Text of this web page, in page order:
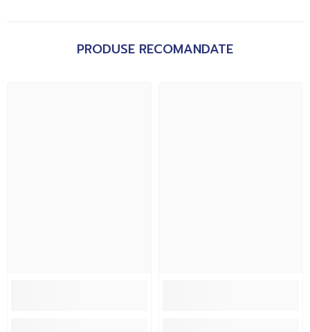
PRODUSE RECOMANDATE